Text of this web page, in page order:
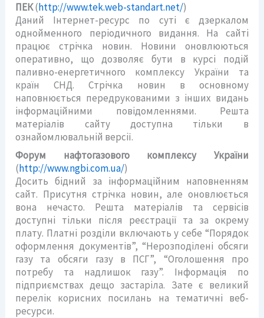
ПЕК(http://www.tek.web-standart.net/)
Даний Інтернет-ресурс по суті є дзеркалом
однойменного періодичного видання. На сайті
працює стрічка новин. Новини оновлюються
оперативно, що дозволяє бути в курсі подій
паливно-енергетичного комплексу України та
країн СНД. Стрічка новин в основному
наповнюється передрукованими з інших видань
інформаційними повідомленнями. Решта
матеріалів сайту доступна тільки в
ознайомлювальній версії.
Форум нафтогазового комплексу України
(http://www.ngbi.com.ua/)
Досить бідний за інформаційним наповненням
сайт. Присутня стрічка новин, але оновлюється
вона нечасто. Решта матеріалів та сервісів
доступні тільки після реєстрації та за окрему
плату. Платні розділи включають у себе “Порядок
оформлення документів”, “Нерозподілені обсяги
газу та обсяги газу в ПСГ”, “Оголошення про
потребу та надлишок газу”. Інформація по
підприємствах дещо застаріла. Зате є великий
перелік корисних посилань на тематичні веб-
ресурси.